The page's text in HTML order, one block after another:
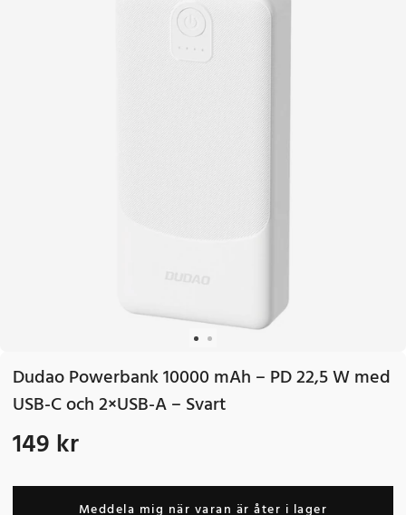
Dudao Powerbank 10000 mAh – PD 22,5 W med
USB-C och 2×USB-A – Svart
Pris:149 kr
149 kr
Meddela mig när varan är åter i lager